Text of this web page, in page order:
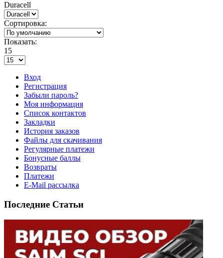
Duracell
Сортировка:
Показать:
15
Вход
Регистрация
Забыли пароль?
Моя информация
Список контактов
Закладки
История заказов
Файлы для скачивания
Регулярные платежи
Бонусные баллы
Возвраты
Платежи
E-Mail рассылка
Последние Статьи